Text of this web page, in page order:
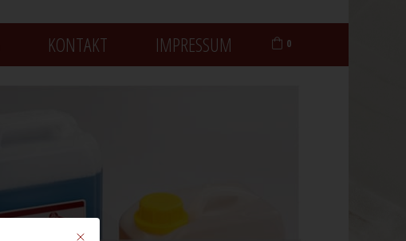
KONTAKT IMPRESSUM 0
Mit diesem Button wird der Dialog geschlossen. Seine Funktionalität ist identisch mit der des Buttons